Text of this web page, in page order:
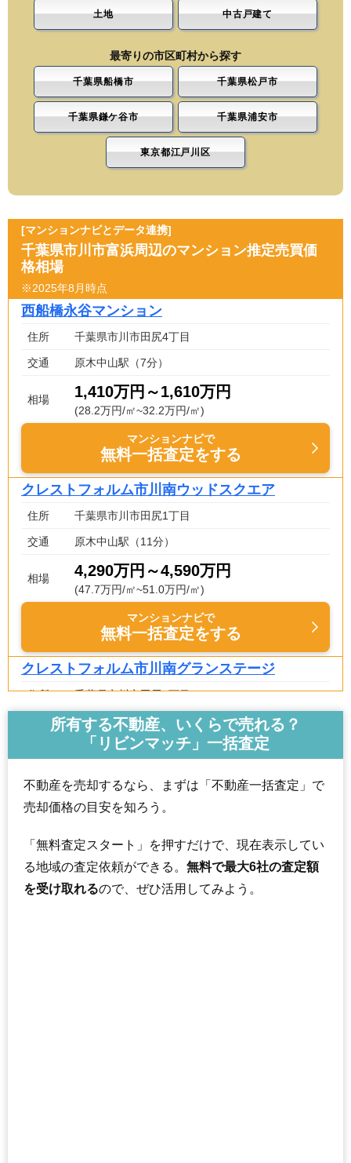
土地 中古戸建て
最寄りの市区町村から探す
千葉県船橋市 千葉県松戸市
千葉県鎌ケ谷市 千葉県浦安市
東京都江戸川区
[マンションナビとデータ連携]
千葉県市川市富浜周辺のマンション推定売買価
格相場
※2025年8月時点
西船橋永谷マンション
住所 千葉県市川市田尻4丁目
交通 原木中山駅（7分）
相場 1,410万円～1,610万円
(28.2万円/㎡~32.2万円/㎡)
マンションナビで
無料一括査定をする
クレストフォルム市川南ウッドスクエア
住所 千葉県市川市田尻1丁目
交通 原木中山駅（11分）
相場 4,290万円～4,590万円
(47.7万円/㎡~51.0万円/㎡)
マンションナビで
無料一括査定をする
クレストフォルム市川南グランステージ
住所 千葉県市川市田尻3丁目
原木中山駅（11分）
相場 4,200万円～4,500万円
マンションナビで
無料一括査定をする
ルミナス原木中山
住所 千葉県市川市田尻3丁目
交通 原木中山駅（10分）
所有する不動産、いくらで売れる？
「リビンマッチ」一括査定
不動産を売却するなら、まずは「不動産一括査定」で
売却価格の目安を知ろう。
「無料査定スタート」を押すだけで、現在表示してい
る地域の査定依頼ができる。 無料で最大6社の査定額
を受け取れるので、ぜひ活用してみよう。